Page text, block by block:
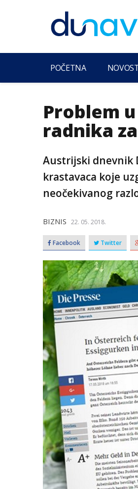
POČETNA
Problem
radnika
Austrijski dnevnik
krastavaca koje
neočekivanog
BIZNIS 22. 05. 2018.
Facebook Twitter